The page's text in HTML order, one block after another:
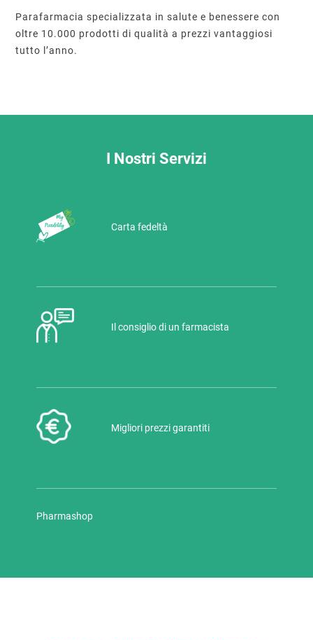
Parafarmacia specializzata in salute e benessere con
oltre 10.000 prodotti di qualità a prezzi vantaggiosi
tutto l’anno.
I Nostri Servizi
Carta fedeltà
Il consiglio di un farmacista
Migliori prezzi garantiti
Pharmashop